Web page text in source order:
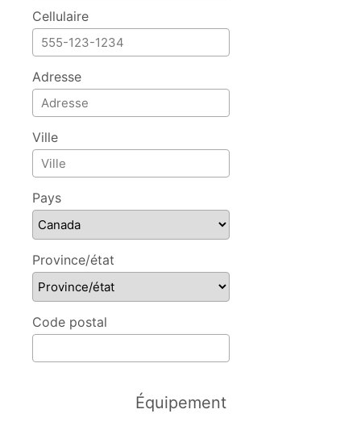
Cellulaire
Adresse
Ville
Pays
Province/état
Code postal
Équipement